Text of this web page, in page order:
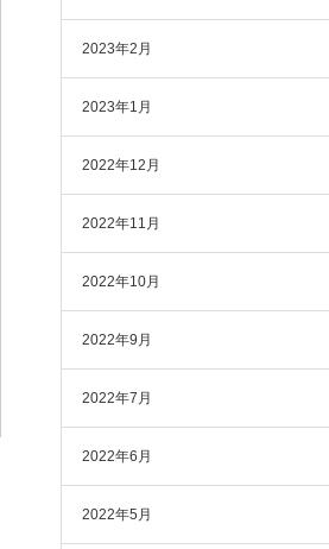
2023年2月
2023年1月
2022年12月
2022年11月
2022年10月
2022年9月
2022年7月
2022年6月
2022年5月